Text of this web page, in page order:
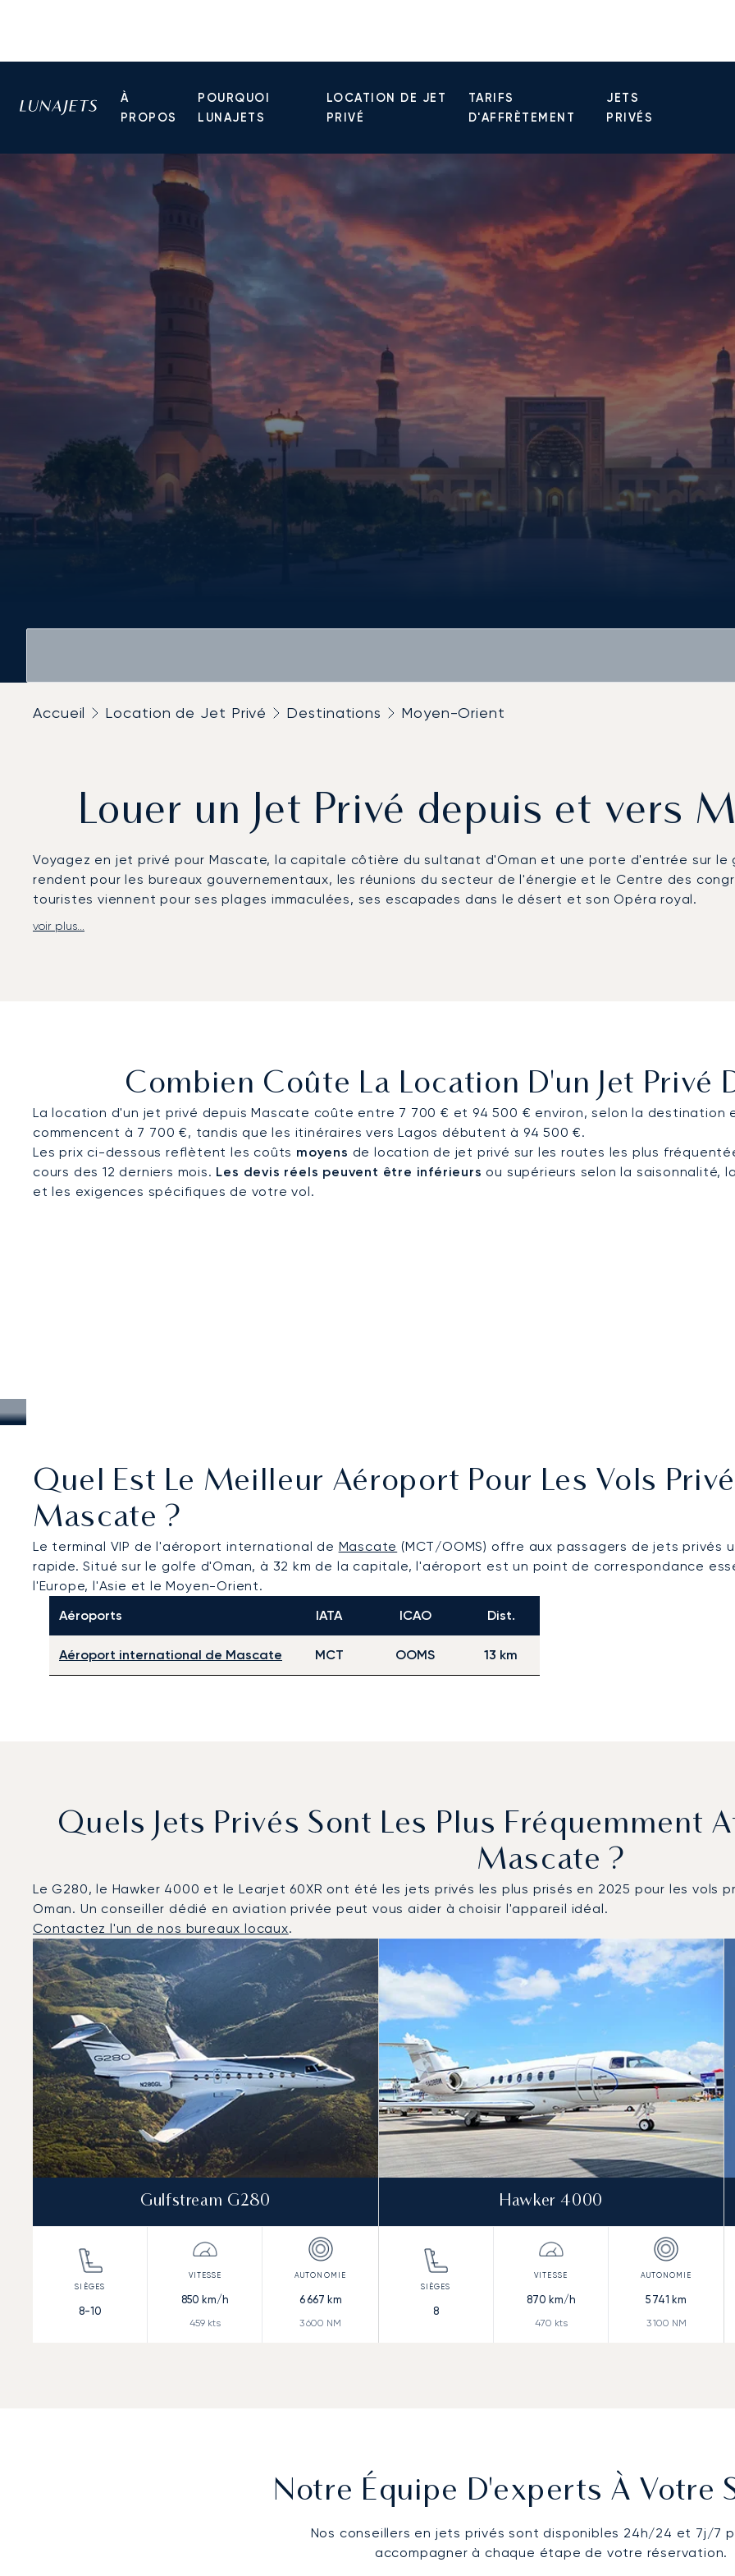
À
PROPOS
POURQUOI
LUNAJETS
LOCATION DE JET
PRIVÉ
TARIFS
D'AFFRÈTEMENT
JETS
PRIVÉS
Accueil Location de Jet Privé Destinations Moyen-Orient
Louer un Jet Privé depuis et vers
Voyagez en jet privé pour Mascate, la capitale côtière du sultanat d'Oman et une porte d'entrée sur le
rendent pour les bureaux gouvernementaux, les réunions du secteur de l'énergie et le Centre des
touristes viennent pour ses plages immaculées, ses escapades dans le désert et son Opéra royal.
LunaJets organise des vols sur mesure vers l'aéroport international de Mascate, où les terminaux VIP et
voir plus...
Combien Coûte La Location D'un Jet Privé
La location d'un jet privé depuis Mascate coûte entre 7 700 € et 94 500 € environ, selon la destination
commencent à 7 700 €, tandis que les itinéraires vers Lagos débutent à 94 500 €.
Les prix ci-dessous reflètent les coûts moyens de location de jet privé sur les routes les plus
cours des 12 derniers mois. Les devis réels peuvent être inférieurs ou supérieurs selon la saisonnalité,
et les exigences spécifiques de votre vol.
Quel Est Le Meilleur Aéroport Pour Les Vols
Mascate ?
Le terminal VIP de l'aéroport international de Mascate (MCT/OOMS) offre aux passagers de jets
rapide. Situé sur le golfe d'Oman, à 32 km de la capitale, l'aéroport est un point de correspondance
l'Europe, l'Asie et le Moyen-Orient.
Aéroports
IATA ICAO Dist.
Aéroport international de Mascate MCT OOMS 13 km
Quels Jets Privés Sont Les Plus Fréquemment
Mascate ?
Le G280, le Hawker 4000 et le Learjet 60XR ont été les jets privés les plus prisés en 2025 pour les vols
Oman. Un conseiller dédié en aviation privée peut vous aider à choisir l'appareil idéal.
Contactez l'un de nos bureaux locaux.
Mascate : Les 3 modèles d'aéronefs les plus fréquentés en nombre de mouvements en 2025
Photo de l'aéronefModèle d'aéronef
Sièges
Vitesse (km/h)
Vitesse (nœuds)
Autonomie (km)
Autonomie (NM)
Gulfstream G280
8-10
850 km/h
459kts
6 667 km
3 600 NM
Hawker 4000
8
870 km/h
470 kts
5 741 km
3 100 NM
Notre Équipe D'experts À Votre
Nos conseillers en jets privés sont disponibles 24h/24 et 7j/7
accompagner à chaque étape de votre réservation.